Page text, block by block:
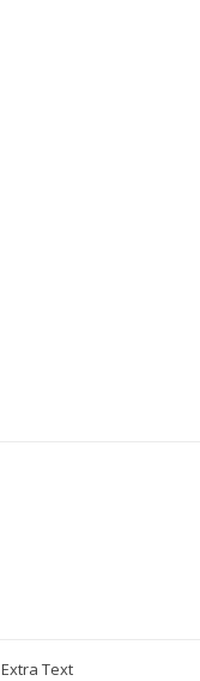
Extra Text